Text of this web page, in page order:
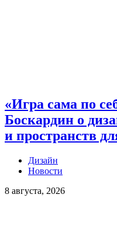
«Игра сама по
Боскардин о
и пространств
Дизайн
Новости
8 августа, 2026